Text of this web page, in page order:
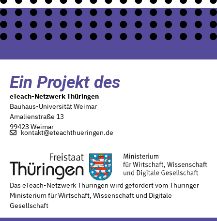
Ein Projekt des
eTeach-Netzwerk Thüringen
Bauhaus-Universität Weimar
Amalienstraße 13
99423 Weimar
kontakt@eteachthueringen.de
Das eTeach-Netzwerk Thüringen wird gefördert vom Thüringer
Ministerium für Wirtschaft, Wissenschaft und Digitale
Gesellschaft